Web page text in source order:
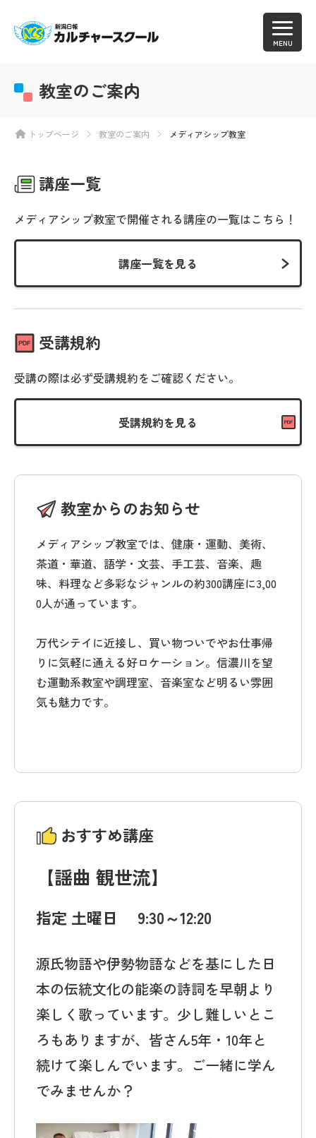
MENU
教室のご案内
トップページ 教室のご案内 メディアシップ教室
講座一覧
メディアシップ教室で開催される講座の一覧はこちら！
講座一覧を見る
受講規約
受講の際は必ず受講規約をご確認ください。
受講規約を見る
教室からのお知らせ
メディアシップ教室では、健康・運動、美術、
茶道・華道、語学・文芸、手工芸、音楽、趣
味、料理など多彩なジャンルの約300講座に3,00
0人が通っています。
万代シテイに近接し、買い物ついでやお仕事帰
りに気軽に通える好ロケーション。信濃川を望
む運動系教室や調理室、音楽室など明るい雰囲
気も魅力です。
おすすめ講座
【謡曲 観世流】
指定 土曜日 9:30～12:20
源氏物語や伊勢物語などを基にした日
本の伝統文化の能楽の詩詞を早朝より
楽しく歌っています。少し難しいとこ
ろもありますが、皆さん5年・10年と
続けて楽しんでいます。ご一緒に学ん
でみませんか？